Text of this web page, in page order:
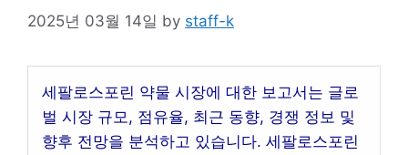
2025년 03월 14일 by staff-k
세팔로스포린 약물 시장에 대한 보고서는 글로
벌 시장 규모, 점유율, 최근 동향, 경쟁 정보 및
향후 전망을 분석하고 있습니다. 세팔로스포린